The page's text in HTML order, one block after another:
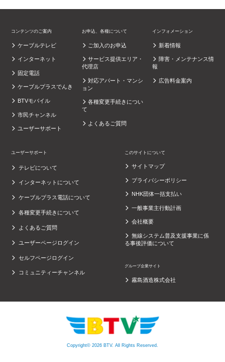
コンテンツのご案内
ケーブルテレビ
インターネット
固定電話
ケーブルプラスでんき
BTVモバイル
市民チャンネル
ユーザーサポート
お申込、各種について
ご加入のお申込
サービス提供エリア・
代理店
対応アパート・マンシ
ョン
各種変更手続きについ
て
よくあるご質問
インフォメーション
新着情報
障害・メンテナンス情
報
広告料金案内
ユーザーサポート
テレビについて
インターネットについて
ケーブルプラス電話について
各種変更手続きについて
よくあるご質問
ユーザーページログイン
セルフページログイン
コミュニティーチャンネル
このサイトについて
サイトマップ
プライバシーポリシー
NHK団体一括支払い
一般事業主行動計画
会社概要
無線システム普及支援事業に係
る事後評価について
グループ企業サイト
霧島酒造株式会社
Copyright© 2026 BTV. All Rights Reserved.